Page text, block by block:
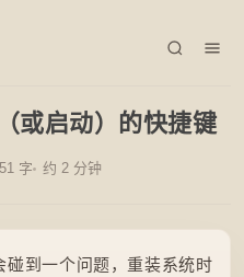
或启动）的快捷键
字 约 2 分钟
到一个问题，重装系统时